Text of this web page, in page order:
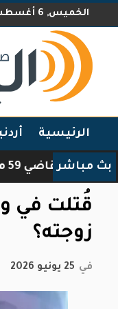
الخميس, 6 أغسطس 2026
الرئيسية
بث مباشر
مواطناً!
قُتلت في
زوجته؟
في 25 يونيو 2026